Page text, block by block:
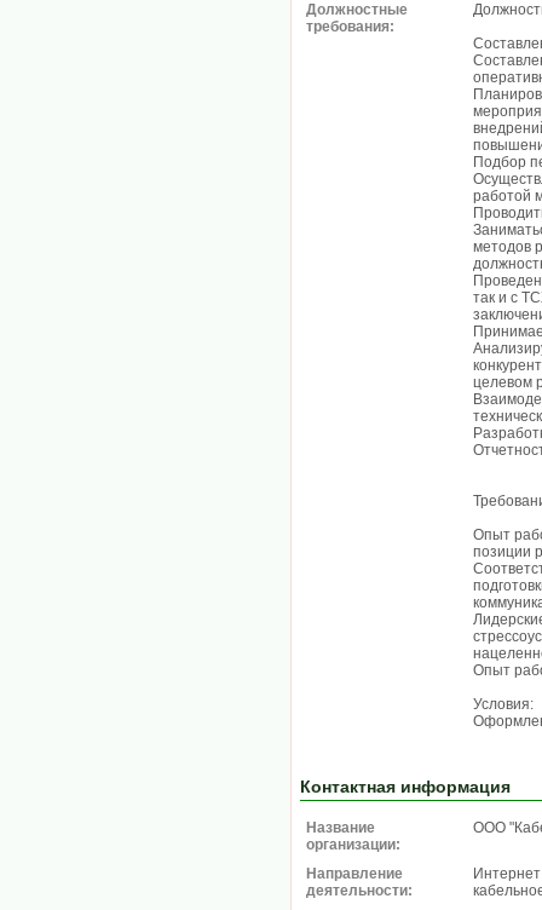
Должностные
требования:
Подбор
работой
методов
так и с
целевом
Опыт
позиции
Опыт
Условия:
Контактная информация
Название
организации:
ООО
Направление
деятельности: